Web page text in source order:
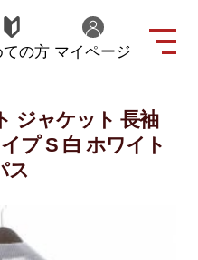
ての方 マイページ
ジャケット 長袖
プ S 白 ホワイト
ス